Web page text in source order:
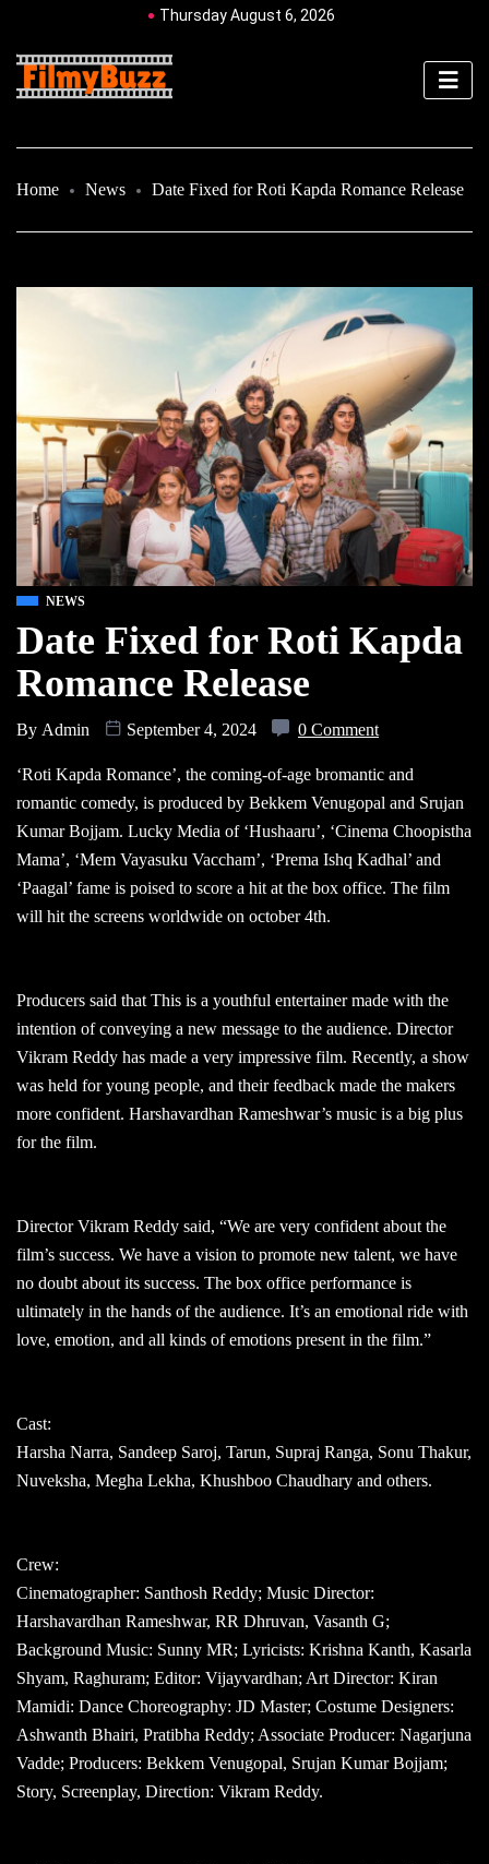
Thursday August 6, 2026
Home News Date Fixed for Roti Kapda Romance Release
NEWS
Date Fixed for Roti Kapda
Romance Release
By Admin September 4, 2024 0 Comment
‘Roti Kapda Romance’, the coming-of-age bromantic and
romantic comedy, is produced by Bekkem Venugopal and Srujan
Kumar Bojjam. Lucky Media of ‘Hushaaru’, ‘Cinema Choopistha
Mama’, ‘Mem Vayasuku Vaccham’, ‘Prema Ishq Kadhal’ and
‘Paagal’ fame is poised to score a hit at the box office. The film
will hit the screens worldwide on october 4th.
Producers said that This is a youthful entertainer made with the
intention of conveying a new message to the audience. Director
Vikram Reddy has made a very impressive film. Recently, a show
was held for young people, and their feedback made the makers
more confident. Harshavardhan Rameshwar’s music is a big plus
for the film.
Director Vikram Reddy said, “We are very confident about the
film’s success. We have a vision to promote new talent, we have
no doubt about its success. The box office performance is
ultimately in the hands of the audience. It’s an emotional ride with
love, emotion, and all kinds of emotions present in the film.”
Cast:
Harsha Narra, Sandeep Saroj, Tarun, Supraj Ranga, Sonu Thakur,
Nuveksha, Megha Lekha, Khushboo Chaudhary and others.
Crew:
Cinematographer: Santhosh Reddy; Music Director:
Harshavardhan Rameshwar, RR Dhruvan, Vasanth G;
Background Music: Sunny MR; Lyricists: Krishna Kanth, Kasarla
Shyam, Raghuram; Editor: Vijayvardhan; Art Director: Kiran
Mamidi: Dance Choreography: JD Master; Costume Designers:
Ashwanth Bhairi, Pratibha Reddy; Associate Producer: Nagarjuna
Vadde; Producers: Bekkem Venugopal, Srujan Kumar Bojjam;
Story, Screenplay, Direction: Vikram Reddy.